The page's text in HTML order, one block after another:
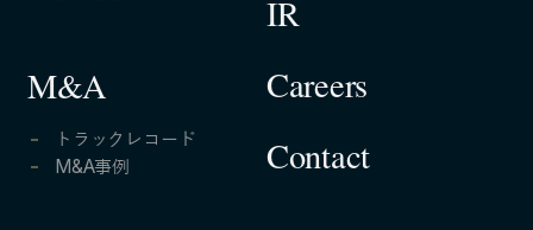
M&A
トラックレコード
M&A事例
IR
Careers
Contact